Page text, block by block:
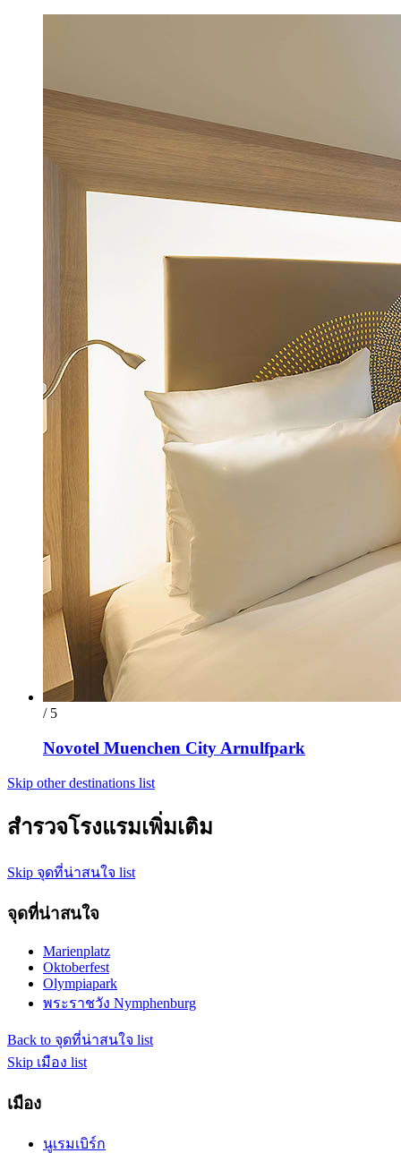
/ 5
Novotel Muenchen City Arnulfpark
Skip other destinations list
สำรวจโรงแรมเพิ่มเติม
Skip จุดที่น่าสนใจ list
จุดที่น่าสนใจ
Marienplatz
Oktoberfest
Olympiapark
พระราชวัง Nymphenburg
Back to จุดที่น่าสนใจ list
Skip เมือง list
เมือง
นูเรมเบิร์ก